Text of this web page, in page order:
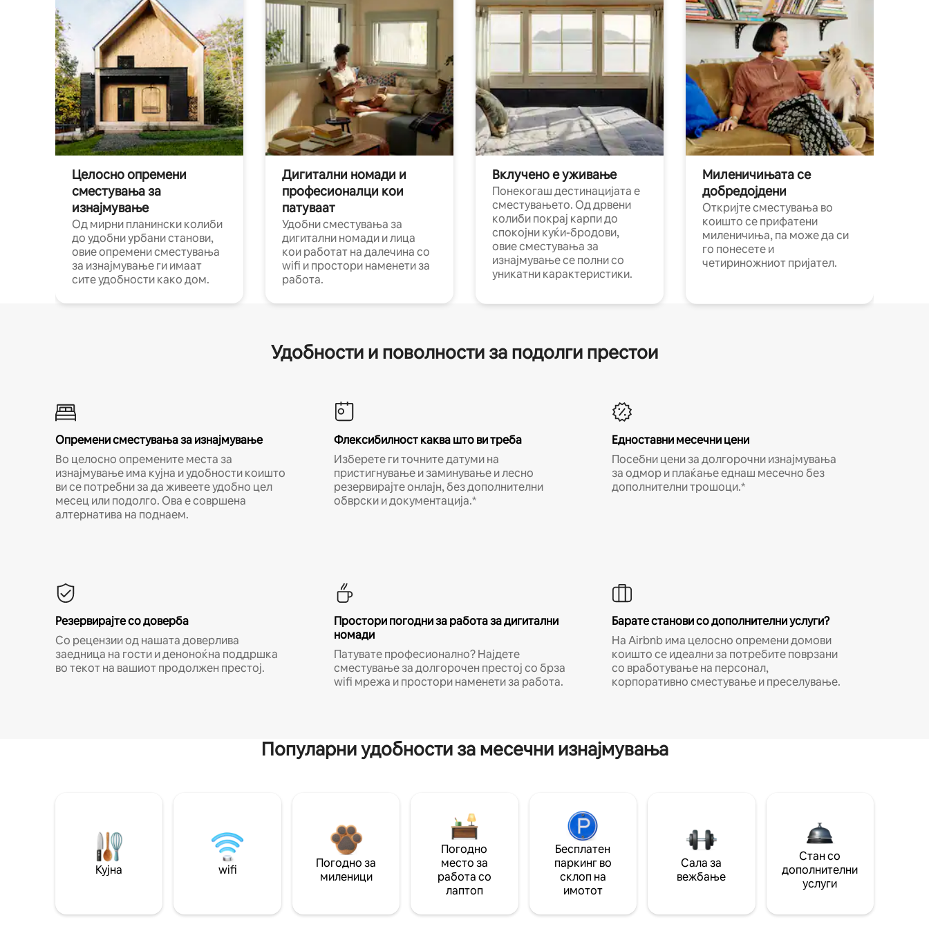
Целосно опремени
сместувања за
изнајмување
Од мирни планински колиби
до удобни урбани станови,
овие опремени сместувања
за изнајмување ги имаат
сите удобности како дом.
Дигитални номади и
професионалци кои
патуваат
Удобни сместувања за
дигитални номади и лица
кои работат на далечина со
wifi и простори наменети за
работа.
Вклучено е уживање
Понекогаш дестинацијата е
сместувањето. Од дрвени
колиби покрај карпи до
спокојни куќи-бродови,
овие сместувања за
изнајмување се полни со
уникатни карактеристики.
Миленичињата се
добредојдени
Откријте сместувања во
коишто се прифатени
миленичиња, па може да си
го понесете и
четириножниот пријател.
Удобности и поволности за подолги престои
Опремени сместувања за изнајмување
Во целосно опремените места за
изнајмување има кујна и удобности коишто
ви се потребни за да живеете удобно цел
месец или подолго. Ова е совршена
алтернатива на поднаем.
Флексибилност каква што ви треба
Изберете ги точните датуми на
пристигнување и заминување и лесно
резервирајте онлајн, без дополнителни
обврски и документација.*
Едноставни месечни цени
Посебни цени за долгорочни изнајмувања
за одмор и плаќање еднаш месечно без
дополнителни трошоци.*
Резервирајте со доверба
Со рецензии од нашата доверлива
заедница на гости и деноноќна поддршка
во текот на вашиот продолжен престој.
Простори погодни за работа за дигитални
номади
Патувате професионално? Најдете
сместување за долгорочен престој со брза
wifi мрежа и простори наменети за работа.
Барате станови со дополнителни услуги?
На Airbnb има целосно опремени домови
коишто се идеални за потребите поврзани
со вработување на персонал,
корпоративно сместување и преселување.
Популарни удобности за месечни изнајмувања
Кујна wifi
Погодно за
миленици
Погодно
место за
работа со
лаптоп
Бесплатен
паркинг во
склоп на
имотот
Сала за
вежбање
Стан со
дополнителни
услуги